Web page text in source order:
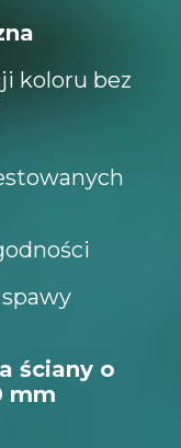
koloru bez
ściany o
mm